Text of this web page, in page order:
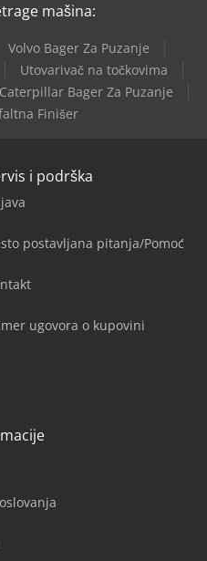
mašina:
Volvo Bager Za Puzanje
Utovarivač na točkovima
Caterpillar Bager Za Puzanje
Finišer
i podrška
postavljana pitanja/Pomoć
ugovora o kupovini